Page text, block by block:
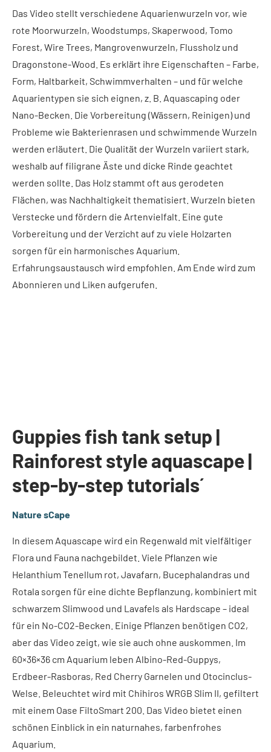
Das Video stellt verschiedene Aquarienwurzeln vor, wie
rote Moorwurzeln, Woodstumps, Skaperwood, Tomo
Forest, Wire Trees, Mangrovenwurzeln, Flussholz und
Dragonstone-Wood. Es erklärt ihre Eigenschaften – Farbe,
Form, Haltbarkeit, Schwimmverhalten – und für welche
Aquarientypen sie sich eignen, z. B. Aquascaping oder
Nano-Becken. Die Vorbereitung (Wässern, Reinigen) und
Probleme wie Bakterienrasen und schwimmende Wurzeln
werden erläutert. Die Qualität der Wurzeln variiert stark,
weshalb auf filigrane Äste und dicke Rinde geachtet
werden sollte. Das Holz stammt oft aus gerodeten
Flächen, was Nachhaltigkeit thematisiert. Wurzeln bieten
Verstecke und fördern die Artenvielfalt. Eine gute
Vorbereitung und der Verzicht auf zu viele Holzarten
sorgen für ein harmonisches Aquarium.
Erfahrungsaustausch wird empfohlen. Am Ende wird zum
Abonnieren und Liken aufgerufen.
Guppies fish tank setup |
Rainforest style aquascape |
step-by-step tutorials´
Nature sCape
In diesem Aquascape wird ein Regenwald mit vielfältiger
Flora und Fauna nachgebildet. Viele Pflanzen wie
Helanthium Tenellum rot, Javafarn, Bucephalandras und
Rotala sorgen für eine dichte Bepflanzung, kombiniert mit
schwarzem Slimwood und Lavafels als Hardscape – ideal
für ein No-CO2-Becken. Einige Pflanzen benötigen CO2,
aber das Video zeigt, wie sie auch ohne auskommen. Im
60×36×36 cm Aquarium leben Albino-Red-Guppys,
Erdbeer-Rasboras, Red Cherry Garnelen und Otocinclus-
Welse. Beleuchtet wird mit Chihiros WRGB Slim II, gefiltert
mit einem Oase FiltoSmart 200. Das Video bietet einen
schönen Einblick in ein naturnahes, farbenfrohes
Aquarium.